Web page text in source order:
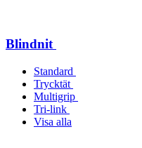
Blindnit
Standard
Trycktät
Multigrip
Tri-link
Visa alla